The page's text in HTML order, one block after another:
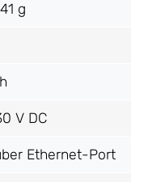
g
V DC
Ethernet-Port